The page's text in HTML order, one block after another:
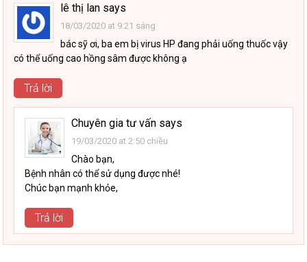
lê thị lan says
18/03/2020 at 9:21 sáng
bác sỹ ơi, ba em bị virus HP đang phải uống thuốc vậy
có thể uống cao hồng sâm được không ạ
Trả lời
Chuyên gia tư vấn says
19/03/2020 at 2:50 chiều
Chào bạn,
Bệnh nhân có thể sử dụng được nhé!
Chúc bạn mạnh khỏe,
Trả lời